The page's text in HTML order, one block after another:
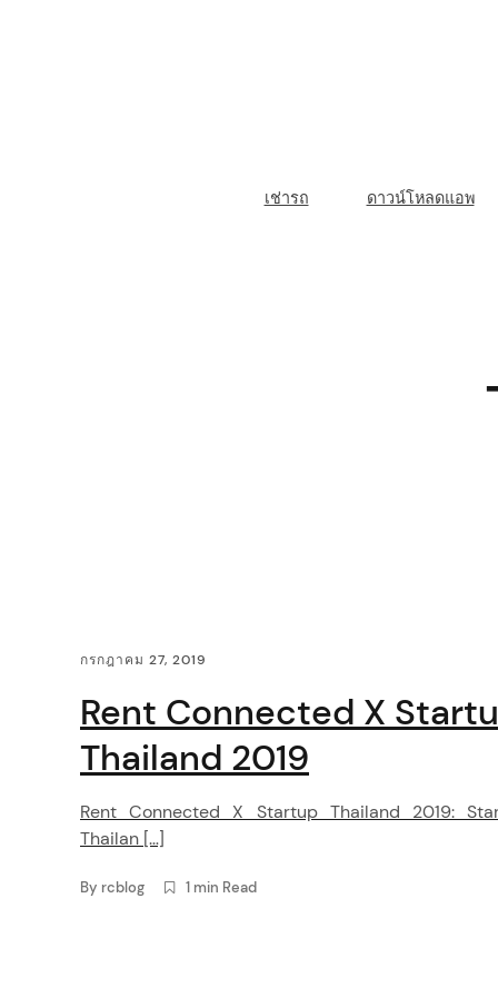
t
i
o
n
เช่ารถ ดาวน์โหลดแอพ
o
n
t
e
n
กรกฎาคม 27, 2019
Rent Connected X
Thailand 2019
Rent Connected X Startup Thailand 2019:
Thailan […]
By rcblog 1 min Read